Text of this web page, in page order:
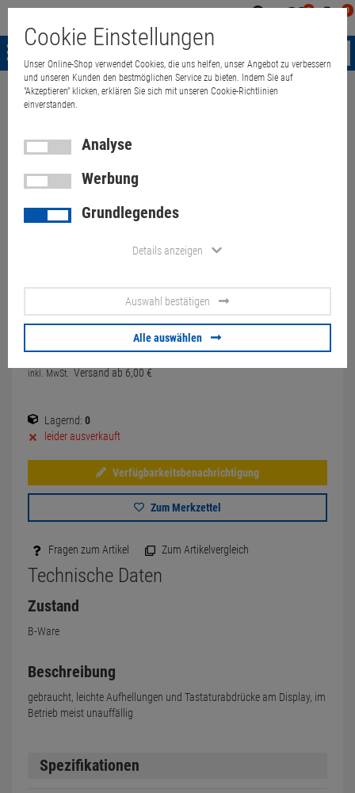
0 0
Menü
Weiter einkaufen
Lenovo ThinkPad T460s i5-
6200U 20GB 180GB
(Akkus>50%)
10070950
63,00 €
inkl. MwSt. Versand ab 6,00 €
Lagernd: 0
leider ausverkauft
Verfügbarkeitsbenachrichtigung
Zum Merkzettel
Fragen zum Artikel Zum Artikelvergleich
Technische Daten
Zustand
B-Ware
Beschreibung
gebraucht, leichte Aufhellungen und Tastaturabdrücke am Display, im
Betrieb meist unauffällig
Spezifikationen
Cookie Einstellungen
Unser Online-Shop verwendet Cookies, die uns helfen, unser Angebot zu verbessern
und unseren Kunden den bestmöglichen Service zu bieten. Indem Sie auf
"Akzeptieren" klicken, erklären Sie sich mit unseren Cookie-Richtlinien
einverstanden.
Analyse
Werbung
Grundlegendes
Details anzeigen
Auswahl bestätigen
Alle auswählen